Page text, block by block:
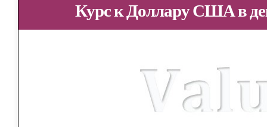
Курс к Доллару США в